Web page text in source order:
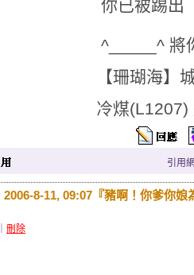
你已被踢出
^_____^ 將
【珊瑚海】
冷煤
引用
2006-8-11, 09:07『豬啊！你爹你
刪除